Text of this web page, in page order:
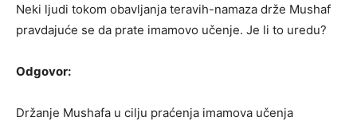
Neki ljudi tokom obavljanja teravih-namaza drže Mushaf
pravdajuće se da prate imamovo učenje. Je li to uredu?
Odgovor:
Držanje Mushafa u cilju praćenja imamova učenja